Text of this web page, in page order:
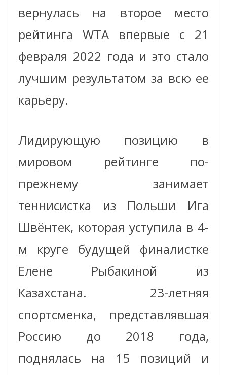
вернулась на второе место
рейтинга WTA впервые с 21
февраля 2022 года и это стало
лучшим результатом за всю ее
карьеру.
Лидирующую позицию в
мировом рейтинге по-
прежнему занимает
теннисистка из Польши Ига
Швёнтек, которая уступила в 4-
м круге будущей финалистке
Елене Рыбакиной из
Казахстана. 23-летняя
спортсменка, представлявшая
Россию до 2018 года,
поднялась на 15 позиций и